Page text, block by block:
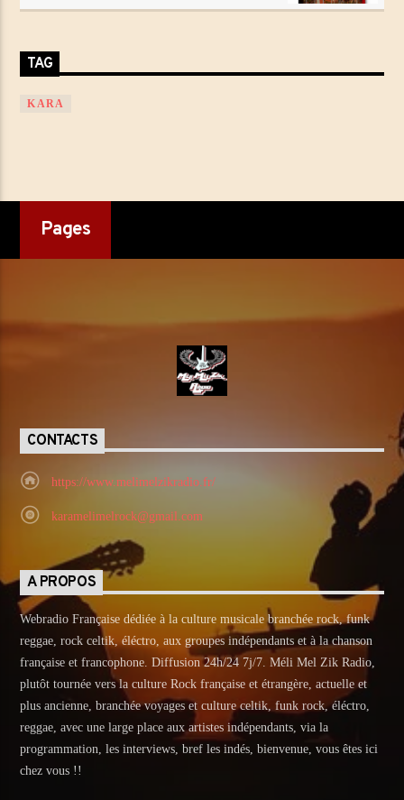
TAG
KARA
Pages
CONTACTS
https://www.melimelzikradio.fr/
karamelimelrock@gmail.com
A PROPOS
Webradio Française dédiée à la culture musicale branchée rock, funk
reggae, rock celtik, éléctro, aux groupes indépendants et à la chanson
française et francophone. Diffusion 24h/24 7j/7. Méli Mel Zik Radio,
plutôt tournée vers la culture Rock française et étrangère, actuelle et
plus ancienne, branchée voyages et culture celtik, funk rock, éléctro,
reggae, avec une large place aux artistes indépendants, via la
programmation, les interviews, bref les indés, bienvenue, vous êtes ici
chez vous !!